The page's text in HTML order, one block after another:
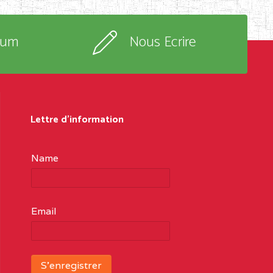
Nous Ecrire
Lettre d'information
Name
Email